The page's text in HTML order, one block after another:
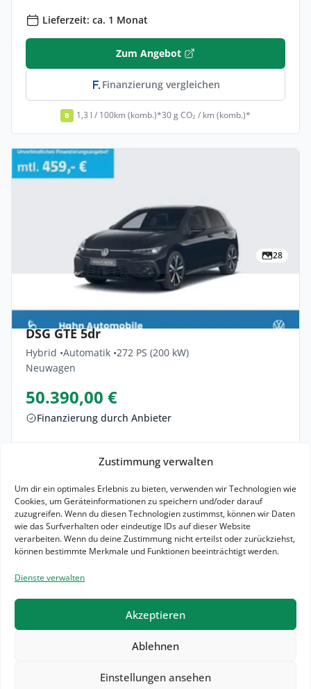
Zustimmung verwalten
Um dir ein optimales Erlebnis zu bieten, verwenden wir Technologien wie
Cookies, um Geräteinformationen zu speichern und/oder darauf
zuzugreifen. Wenn du diesen Technologien zustimmst, können wir Daten
wie das Surfverhalten oder eindeutige IDs auf dieser Website
verarbeiten. Wenn du deine Zustimmung nicht erteilst oder zurückziehst,
können bestimmte Merkmale und Funktionen beeinträchtigt werden.
Dienste verwalten
Akzeptieren
Ablehnen
Einstellungen ansehen
Lieferzeit: ca. 1 Monat
Zum Angebot
Finanzierung vergleichen
B 1,3 l / 100km (komb.)*30 g CO₂ / km (komb.)*
28
Privat & Gewerbe
Volkswagen Golf 1.5 EHybrid OPF 130kW
DSG GTE 5dr
Hybrid •Automatik •272 PS (200 kW)
Neuwagen
50.390,00 €
Finanzierung durch Anbieter
Finanzierung vergleichen
B 1,3 l / 100km (komb.)*30 g CO₂ / km (komb.)*
Cookie-Richtlinie (EU)